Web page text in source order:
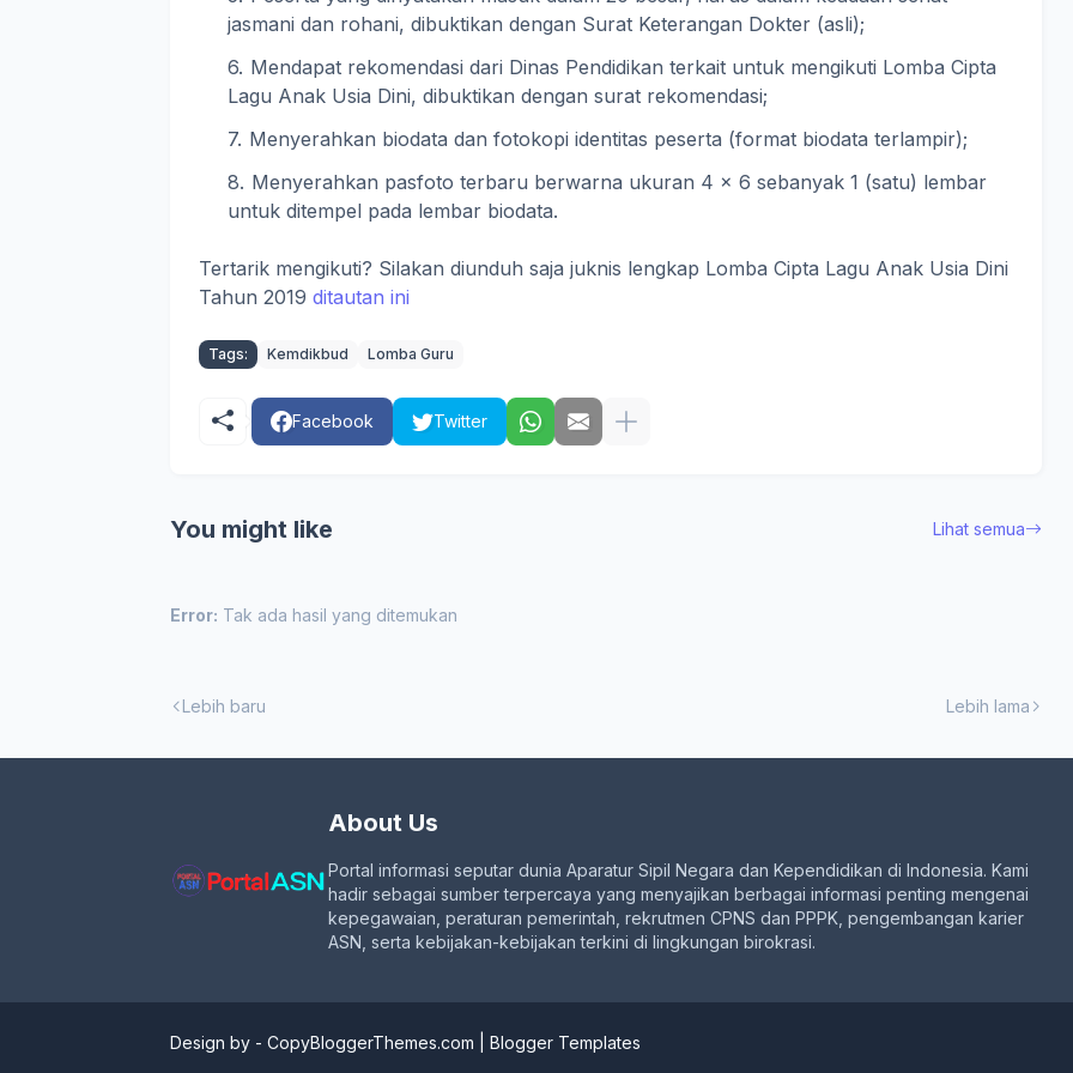
jasmani dan rohani, dibuktikan dengan Surat Keterangan Dokter (asli);
Mendapat rekomendasi dari Dinas Pendidikan terkait untuk mengikuti Lomba Cipta
Lagu Anak Usia Dini, dibuktikan dengan surat rekomendasi;
Menyerahkan biodata dan fotokopi identitas peserta (format biodata terlampir);
Menyerahkan pasfoto terbaru berwarna ukuran 4 x 6 sebanyak 1 (satu) lembar
untuk ditempel pada lembar biodata.
Tertarik mengikuti? Silakan diunduh saja juknis lengkap Lomba Cipta Lagu Anak Usia Dini
Tahun 2019 ditautan ini
Tags: Kemdikbud Lomba Guru
Facebook Twitter
You might like Lihat semua
Error: Tak ada hasil yang ditemukan
Lebih baru Lebih lama
About Us
Portal informasi seputar dunia Aparatur Sipil Negara dan Kependidikan di Indonesia. Kami
hadir sebagai sumber terpercaya yang menyajikan berbagai informasi penting mengenai
kepegawaian, peraturan pemerintah, rekrutmen CPNS dan PPPK, pengembangan karier
ASN, serta kebijakan-kebijakan terkini di lingkungan birokrasi.
Design by - CopyBloggerThemes.com Blogger Templates